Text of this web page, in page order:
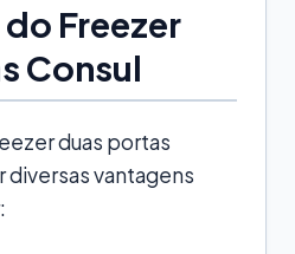
Freezer
Consul
duas portas
diversas vantagens